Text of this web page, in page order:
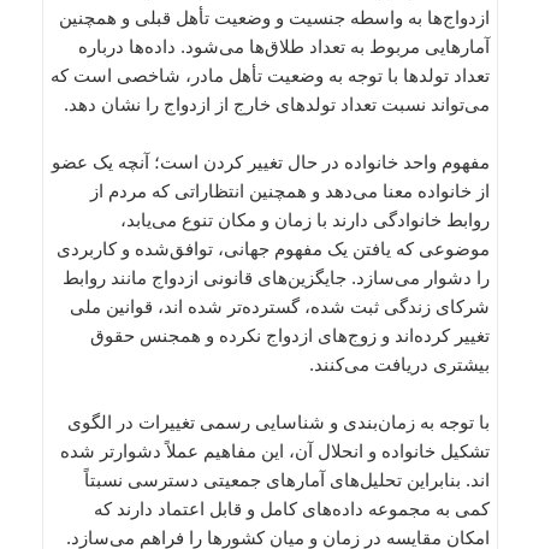
ازدواج‌ها به واسطه جنسیت و وضعیت تأهل قبلی و همچنین
آمارهایی مربوط به تعداد طلاق‌ها می‌شود. داده‌ها درباره
تعداد تولدها با توجه به وضعیت تأهل مادر، شاخصی است که
می‌تواند نسبت تعداد تولدهای خارج از ازدواج را نشان دهد.
مفهوم واحد خانواده در حال تغییر کردن است؛ آنچه یک عضو
از خانواده معنا می‌دهد و همچنین انتظاراتی که مردم از
روابط خانوادگی دارند با زمان و مکان تنوع می‌یابد،
موضوعی که یافتن یک مفهوم جهانی، توافق‌شده و کاربردی
را دشوار می‌سازد. جایگزین‌های قانونی ازدواج مانند روابط
شرکای زندگی ثبت شده، گسترده‌تر شده اند، قوانین ملی
تغییر کرده‌اند و زوج‌های ازدواج نکرده و همجنس حقوق
بیشتری دریافت می‌کنند.
با توجه به زمان‌بندی و شناسایی رسمی تغییرات در الگوی
تشکیل خانواده و انحلال آن، این مفاهیم عملاً دشوارتر شده
اند. بنابراین تحلیل‌های آمارهای جمعیتی دسترسی نسبتاً
کمی به مجموعه داده‌های کامل و قابل اعتماد دارند که
امکان مقایسه در زمان و میان کشورها را فراهم می‌سازد.